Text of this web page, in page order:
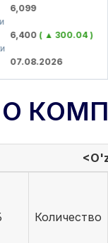
( ▲ 300.04 )
Количество